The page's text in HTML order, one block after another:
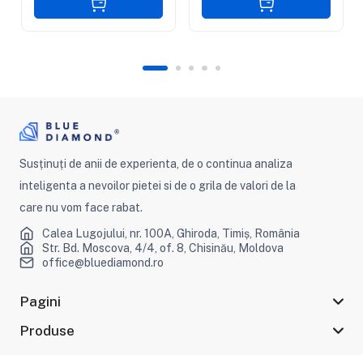
Susținuți de anii de experienta, de o continua analiza
inteligenta a nevoilor pietei si de o grila de valori de la
care nu vom face rabat.
Calea Lugojului, nr. 100A, Ghiroda, Timiș, România
Str. Bd. Moscova, 4/4, of. 8, Chisinău, Moldova
office@bluediamond.ro
Pagini
Produse